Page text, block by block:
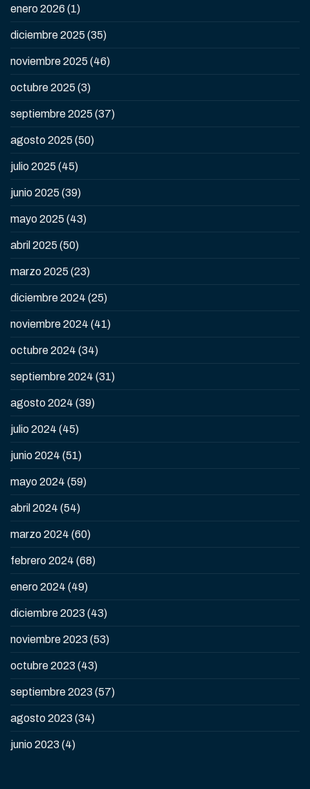
enero 2026 (1)
diciembre 2025 (35)
noviembre 2025 (46)
octubre 2025 (3)
septiembre 2025 (37)
agosto 2025 (50)
julio 2025 (45)
junio 2025 (39)
mayo 2025 (43)
abril 2025 (50)
marzo 2025 (23)
diciembre 2024 (25)
noviembre 2024 (41)
octubre 2024 (34)
septiembre 2024 (31)
agosto 2024 (39)
julio 2024 (45)
junio 2024 (51)
mayo 2024 (59)
abril 2024 (54)
marzo 2024 (60)
febrero 2024 (68)
enero 2024 (49)
diciembre 2023 (43)
noviembre 2023 (53)
octubre 2023 (43)
septiembre 2023 (57)
agosto 2023 (34)
junio 2023 (4)